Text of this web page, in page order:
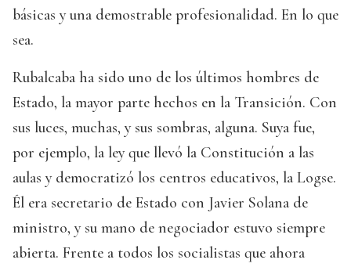
básicas y una demostrable profesionalidad. En lo que
sea.
Rubalcaba ha sido uno de los últimos hombres de
Estado, la mayor parte hechos en la Transición. Con
sus luces, muchas, y sus sombras, alguna. Suya fue,
por ejemplo, la ley que llevó la Constitución a las
aulas y democratizó los centros educativos, la Logse.
Él era secretario de Estado con Javier Solana de
ministro, y su mano de negociador estuvo siempre
abierta. Frente a todos los socialistas que ahora